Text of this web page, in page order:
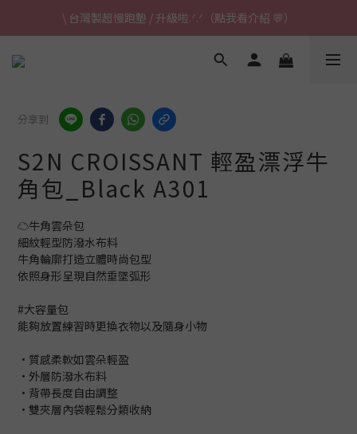
\ 台灣製超慢跑墊 / 升級啦.ᐟ.ᐟ（點我看介紹 💬）
\ 台灣製超慢跑墊 / 升級啦.ᐟ.ᐟ（點我看介紹 💬）
✈ 港澳免運｜滿HK$1,239免運 (指定商品)
分享到
S2N CROISSANT 輕盈漂浮牛
角包_Black A301
☁️牛角雲朵包
細紋輕型防潑水布料
牛角輪廓打造立體時尚包型
依照身形呈現自然垂墜弧形
#大容量包
能夠放置練習時更換衣物以及隨身小物
·質感柔軟如雲朵輕盈
·外層防潑水布料
·背帶長度自由調整
·雙夾層內袋輕鬆分類收納